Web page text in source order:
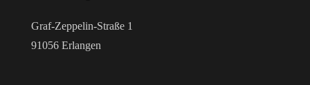
Graf-Zeppelin-Straße 1
91056 Erlangen